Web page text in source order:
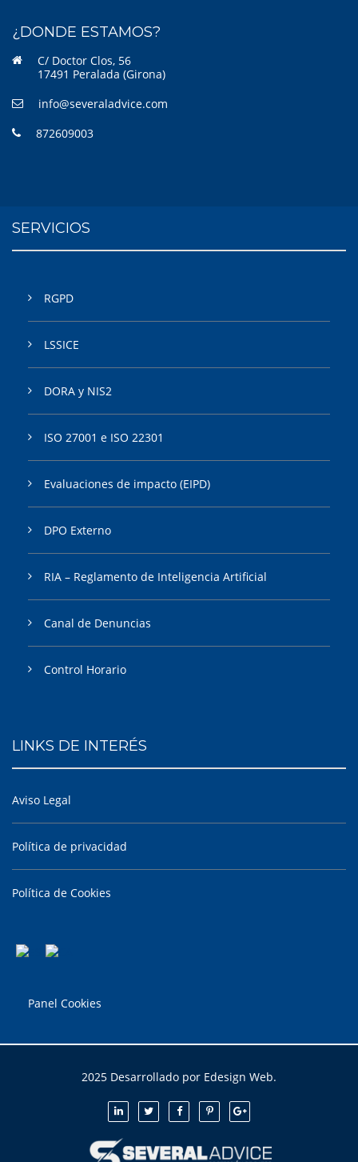
¿DONDE ESTAMOS?
C/ Doctor Clos, 56
17491 Peralada (Girona)
info@severaladvice.com
872609003
SERVICIOS
RGPD
LSSICE
DORA y NIS2
ISO 27001 e ISO 22301
Evaluaciones de impacto (EIPD)
DPO Externo
RIA – Reglamento de Inteligencia Artificial
Canal de Denuncias
Control Horario
LINKS DE INTERÉS
Aviso Legal
Política de privacidad
Política de Cookies
Panel Cookies
2025 Desarrollado por Edesign Web.